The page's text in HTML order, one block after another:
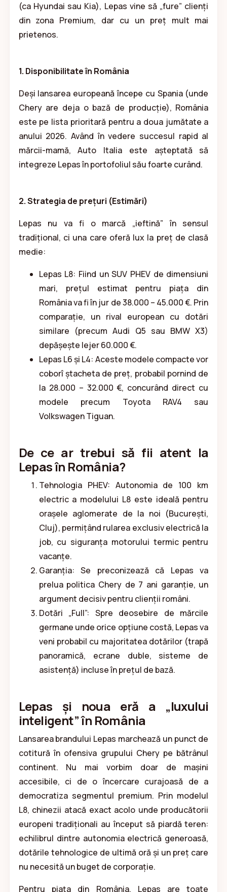
(ca Hyundai sau Kia), Lepas vine să „fure” clienți
din zona Premium, dar cu un preț mult mai
prietenos.
1. Disponibilitate în România
Deși lansarea europeană începe cu Spania (unde
Chery are deja o bază de producție), România
este pe lista prioritară pentru a doua jumătate a
anului 2026. Având în vedere succesul rapid al
mărcii-mamă, Auto Italia este așteptată să
integreze Lepas în portofoliul său foarte curând.
2. Strategia de prețuri (Estimări)
Lepas nu va fi o marcă „ieftină” în sensul
tradițional, ci una care oferă lux la preț de clasă
medie:
Lepas L8: Fiind un SUV PHEV de dimensiuni
mari, prețul estimat pentru piața din
România va fi în jur de 38.000 – 45.000 €. Prin
comparație, un rival european cu dotări
similare (precum Audi Q5 sau BMW X3)
depășește lejer 60.000 €.
Lepas L6 și L4: Aceste modele compacte vor
coborî ștacheta de preț, probabil pornind de
la 28.000 – 32.000 €, concurând direct cu
modele precum Toyota RAV4 sau
Volkswagen Tiguan.
De ce ar trebui să fii atent la
Lepas în România?
Tehnologia PHEV: Autonomia de 100 km
electric a modelului L8 este ideală pentru
orașele aglomerate de la noi (București,
Cluj), permițând rularea exclusiv electrică la
job, cu siguranța motorului termic pentru
vacanțe.
Garanția: Se preconizează că Lepas va
prelua politica Chery de 7 ani garanție, un
argument decisiv pentru clienții români.
Dotări „Full”: Spre deosebire de mărcile
germane unde orice opțiune costă, Lepas va
veni probabil cu majoritatea dotărilor (trapă
panoramică, ecrane duble, sisteme de
asistență) incluse în prețul de bază.
Lepas și noua eră a „luxului
inteligent” în România
Lansarea brandului Lepas marchează un punct de
cotitură în ofensiva grupului Chery pe bătrânul
continent. Nu mai vorbim doar de mașini
accesibile, ci de o încercare curajoasă de a
democratiza segmentul premium. Prin modelul
L8, chinezii atacă exact acolo unde producătorii
europeni tradiționali au început să piardă teren:
echilibrul dintre autonomia electrică generoasă,
dotările tehnologice de ultimă oră și un preț care
nu necesită un buget de corporație.
Pentru piața din România, Lepas are toate